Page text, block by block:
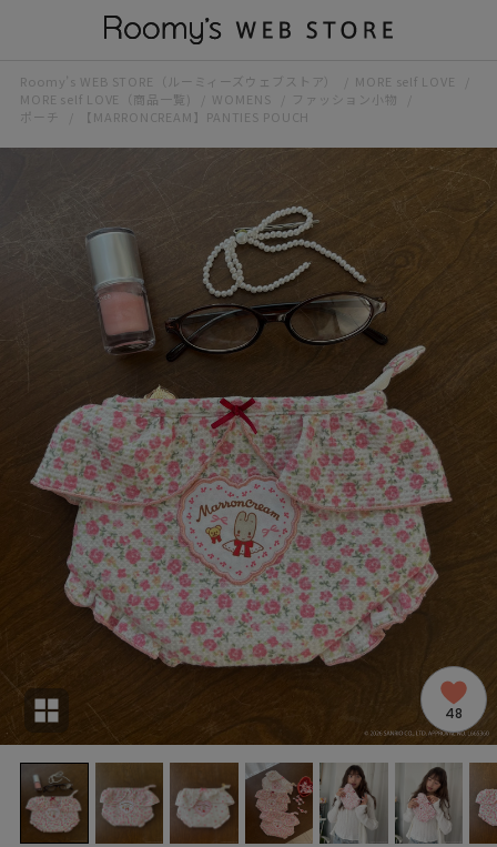
Roomy’s WEB STORE（ルーミィーズウェブストア）
MORE self LOVE
MORE self LOVE（商品一覧)
WOMENS
ファッション小物
ポーチ
【MARRONCREAM】PANTIES POUCH
48